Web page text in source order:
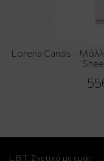
Lorena Canals -
L.B.T. Σχετικά με εμάς